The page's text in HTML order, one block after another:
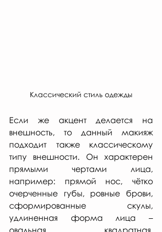
Классический стиль одежды
Если же акцент делается на
внешность, то данный макияж
подходит также классическому
типу внешности. Он характерен
прямыми чертами лица,
например: прямой нос, чётко
очерченные губы, ровные брови,
сформированные скулы,
удлиненная форма лица –